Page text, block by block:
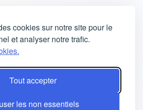
cookies sur notre site pour le
et analyser notre trafic.
Tout accepter
les non essentiels